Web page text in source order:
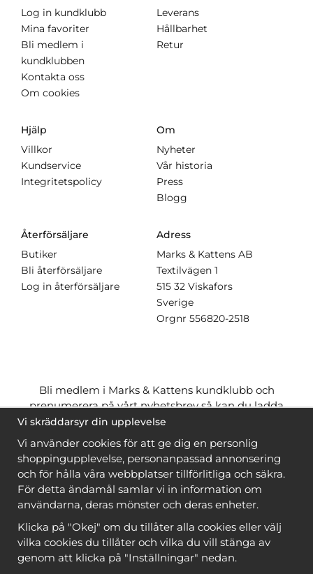
Log in kundklubb
Mina favoriter
Bli medlem i
kundklubben
Kontakta oss
Om cookies
Leverans
Hållbarhet
Retur
Hjälp
Villkor
Kundservice
Integritetspolicy
Om
Nyheter
Vår historia
Press
Blogg
Återförsäljare
Butiker
Bli återförsäljare
Log in återförsäljare
Adress
Marks & Kattens AB
Textilvägen 1
515 32 Viskafors
Sverige
Orgnr 556820-2518
Bli medlem i Marks & Kattens kundklubb och
prenumerera på vårt nyhetsbrev så kan du ladda
ner många mönstergratisoch få många
när du handlar garn till mönstret. Du ser vilka som
ärgratis när du ärinloggad.
Bli medlem
Vi skräddarsyr din upplevelse
Vi använder cookies för att ge dig en personlig
shoppingupplevelse, personanpassad annonsering
och för hålla våra webbplatser tillförlitliga och säkra.
För detta ändamål samlar vi in information om
användarna, deras mönster och deras enheter.
Klicka på "Okej" om du tillåter alla cookies eller välj
vilka cookies du tillåter och vilka du vill stänga av
genom att klicka på "Inställningar" nedan.